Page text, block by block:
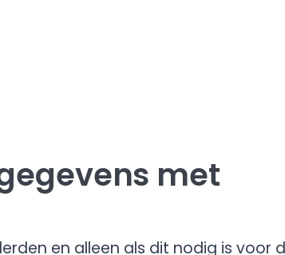
met
en alleen als dit nodig is voor